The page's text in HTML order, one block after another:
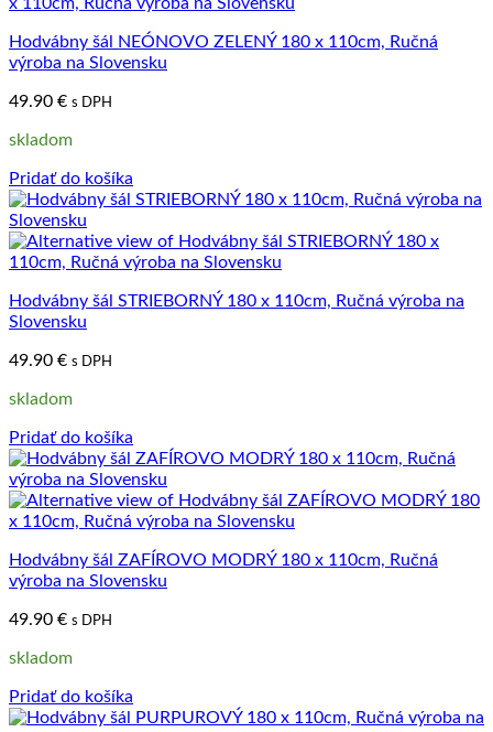
Hodvábny šál NEÓNOVO ZELENÝ 180 x 110cm, Ručná
výroba na Slovensku
49.90 € s DPH
skladom
Pridať do košíka
Hodvábny šál STRIEBORNÝ 180 x 110cm, Ručná výroba na
Slovensku
49.90 € s DPH
skladom
Pridať do košíka
Hodvábny šál ZAFÍROVO MODRÝ 180 x 110cm, Ručná
výroba na Slovensku
49.90 € s DPH
skladom
Pridať do košíka